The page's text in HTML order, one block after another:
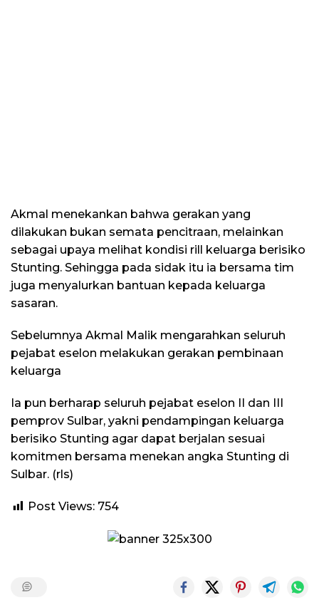
Akmal menekankan bahwa gerakan yang
dilakukan bukan semata pencitraan, melainkan
sebagai upaya melihat kondisi rill keluarga berisiko
Stunting. Sehingga pada sidak itu ia bersama tim
juga menyalurkan bantuan kepada keluarga
sasaran.
Sebelumnya Akmal Malik mengarahkan seluruh
pejabat eselon melakukan gerakan pembinaan
keluarga
Ia pun berharap seluruh pejabat eselon II dan III
pemprov Sulbar, yakni pendampingan keluarga
berisiko Stunting agar dapat berjalan sesuai
komitmen bersama menekan angka Stunting di
Sulbar. (rls)
Post Views: 754